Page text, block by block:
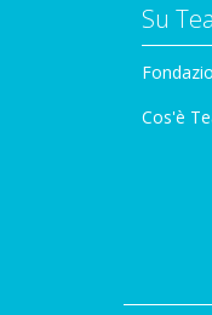
Su
Cos'è